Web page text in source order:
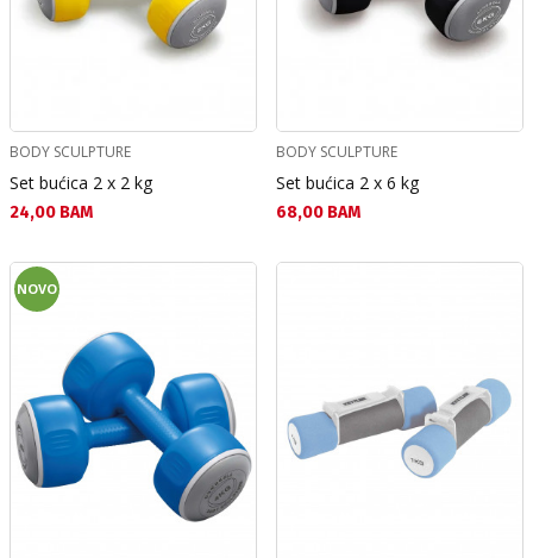
BODY SCULPTURE
Set bućica 2 x 2 kg
Текуща цена:
24,00 BAM
BODY SCULPTURE
Set bućica 2 x 6 kg
Текуща цена:
68,00 BAM
NOVO